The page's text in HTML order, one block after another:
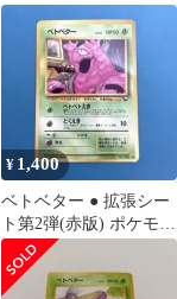
の秘密 旧裏マークな
¥ 1,400
ベトベター ● 拡張シー
ト第2弾(赤版) ポケモン
カード 旧裏